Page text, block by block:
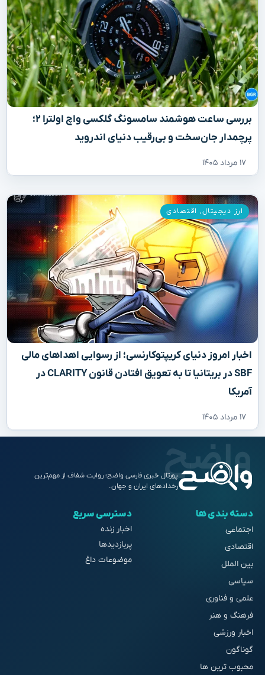
بررسی ساعت هوشمند سامسونگ گلکسی واچ اولترا ۲؛
پرچمدار جان‌سخت و بی‌رقیب دنیای اندروید
۱۷ مرداد ۱۴۰۵
اخبار امروز دنیای کریپتوکارنسی؛ از رسوایی اهداهای مالی
SBF در بریتانیا تا به تعویق افتادن قانون CLARITY در
آمریکا
۱۷ مرداد ۱۴۰۵
ارز دیجیتال, اقتصادی
پورتال خبری فارسی واضح؛ روایت شفاف از مهم‌ترین
رخدادهای ایران و جهان.
دسته بندی ها
اجتماعی
اقتصادی
بین الملل
سیاسی
علمی و فناوری
فرهنگ و هنر
اخبار ورزشی
گوناگون
محبوب ترین ها
دسترسی سریع
اخبار زنده
پربازدیدها
موضوعات داغ